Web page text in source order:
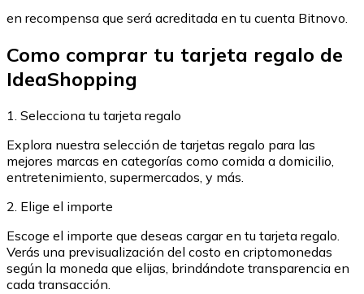
Nuevo
Compra tarjetas regalo de tus marcas favoritas con
Ir a la tienda de tarjetas regalo
en recompensa que será acreditada en tu cuenta Bitnovo.
Como comprar tu tarjeta regalo de
IdeaShopping
1. Selecciona tu tarjeta regalo
Explora nuestra selección de tarjetas regalo para las
mejores marcas en categorías como comida a domicilio,
entretenimiento, supermercados, y más.
2. Elige el importe
Escoge el importe que deseas cargar en tu tarjeta regalo.
Verás una previsualización del costo en criptomonedas
según la moneda que elijas, brindándote transparencia en
cada transacción.